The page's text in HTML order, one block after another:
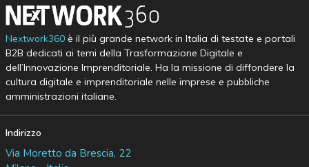
Nextwork360è il più grande network in Italia di testate e portali
B2B dedicati ai temi della Trasformazione Digitale e
dell’Innovazione Imprenditoriale. Ha la missione di diffondere la
cultura digitale e imprenditoriale nelle imprese e pubbliche
amministrazioni italiane.
Indirizzo
Via Moretto da Brescia, 22